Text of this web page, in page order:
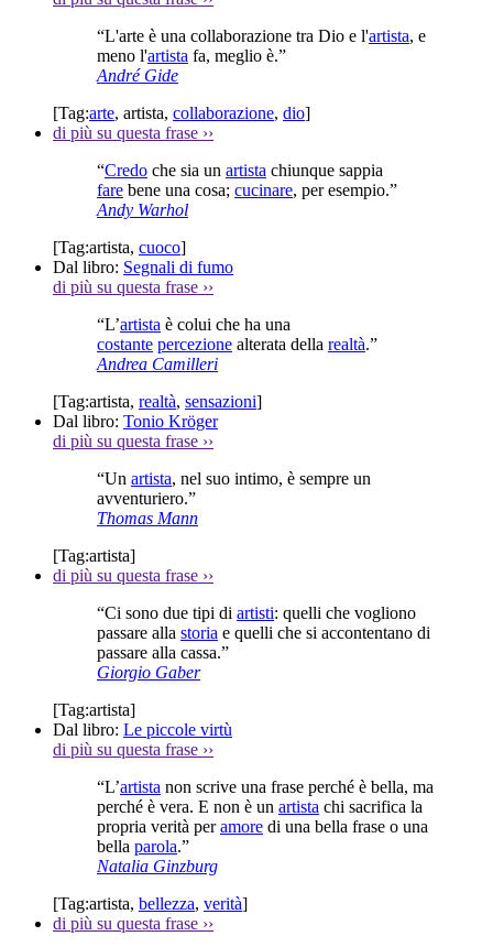
“L'arte è una collaborazione tra Dio e l'artista, e
meno l'artista fa, meglio è.”
André Gide
[Tag:arte, artista, collaborazione, dio]
di più su questa frase ››
“Credo che sia un artista chiunque sappia
fare bene una cosa; cucinare, per esempio.”
Andy Warhol
[Tag:artista, cuoco]
Dal libro: Segnali di fumo
di più su questa frase ››
“L’artista è colui che ha una
costante percezione alterata della realtà.”
Andrea Camilleri
[Tag:artista, realtà, sensazioni]
Dal libro: Tonio Kröger
di più su questa frase ››
“Un artista, nel suo intimo, è sempre un
avventuriero.”
Thomas Mann
[Tag:artista]
di più su questa frase ››
“Ci sono due tipi di artisti: quelli che vogliono
passare alla storia e quelli che si accontentano di
passare alla cassa.”
Giorgio Gaber
[Tag:artista]
Dal libro: Le piccole virtù
di più su questa frase ››
“L’artista non scrive una frase perché è bella, ma
perché è vera. E non è un artista chi sacrifica la
propria verità peramore di una bella frase o una
bella parola.”
Natalia Ginzburg
[Tag:artista, bellezza, verità]
di più su questa frase ››